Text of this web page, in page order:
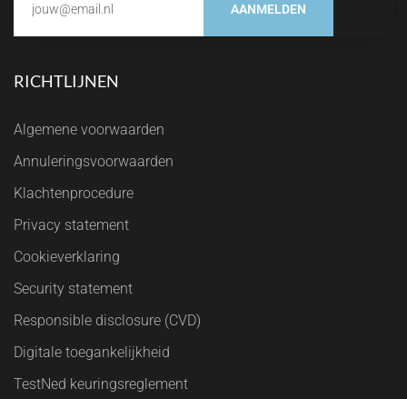
AANMELDEN
RICHTLIJNEN
Algemene voorwaarden
Annuleringsvoorwaarden
Klachtenprocedure
Privacy statement
Cookieverklaring
Security statement
Responsible disclosure (CVD)
Digitale toegankelijkheid
TestNed keuringsreglement